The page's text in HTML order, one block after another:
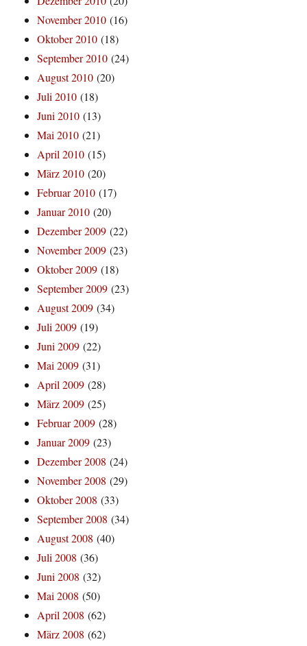
November 2010 (16)
Oktober 2010 (18)
September 2010 (24)
August 2010 (20)
Juli 2010 (18)
Juni 2010 (13)
Mai 2010 (21)
April 2010 (15)
März 2010 (20)
Februar 2010 (17)
Januar 2010 (20)
Dezember 2009 (22)
November 2009 (23)
Oktober 2009 (18)
September 2009 (23)
August 2009 (34)
Juli 2009 (19)
Juni 2009 (22)
Mai 2009 (31)
April 2009 (28)
März 2009 (25)
Februar 2009 (28)
Januar 2009 (23)
Dezember 2008 (24)
November 2008 (29)
Oktober 2008 (33)
September 2008 (34)
August 2008 (40)
Juli 2008 (36)
Juni 2008 (32)
Mai 2008 (50)
April 2008 (62)
März 2008 (62)